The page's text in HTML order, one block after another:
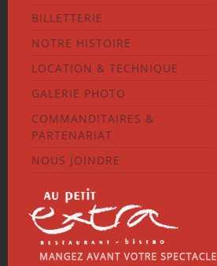
BILLETTERIE
NOTRE HISTOIRE
LOCATION & TECHNIQUE
GALERIE PHOTO
COMMANDITAIRES &
PARTENARIAT
NOUS JOINDRE